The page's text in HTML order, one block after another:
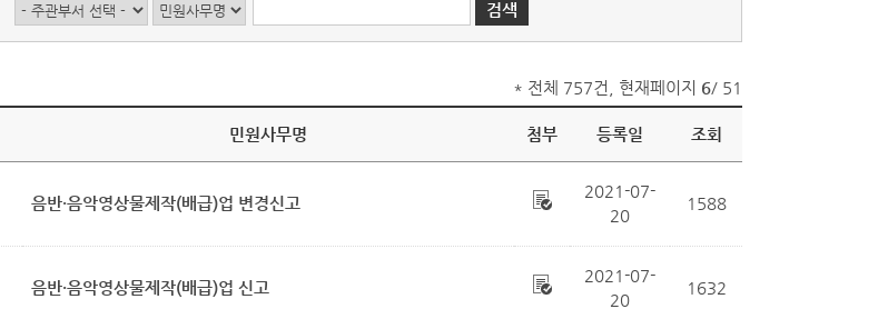
* 전체 757건, 현재페이지 6/ 51
민원사무명 첨부 등록일 조회
음반·음악영상물제작(배급)업 변경신고
2021-07-
20
1588
음반·음악영상물제작(배급)업 신고
2021-07-
20
1632